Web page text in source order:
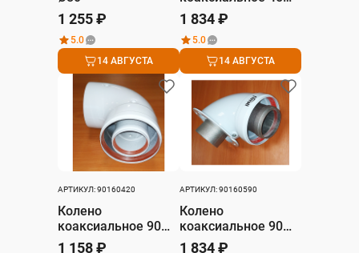
1 255 ₽
5.0
14 АВГУСТА
град., D 60/100 мм
1 834 ₽
5.0
14 АВГУСТА
АРТИКУЛ: 90160420
Колено
коаксиальное 90
град., D 60/100 мм
1 158 ₽
АРТИКУЛ: 90160590
Колено
коаксиальное 90
град., D 60/100 мм
1 834 ₽